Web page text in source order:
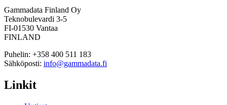
Gammadata Finland Oy
Teknobulevardi 3-5
FI-01530 Vantaa
FINLAND
Puhelin: +358 400 511 183
Sähköposti: info@gammadata.fi
Linkit